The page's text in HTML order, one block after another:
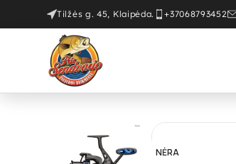
Tilžės g. 45, Klaipėda. +37068793452
NĖRA